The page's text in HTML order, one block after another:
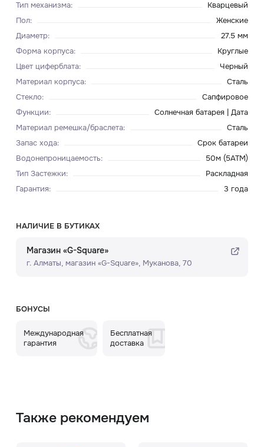
Тип механизма:
Кварцевый
Пол:
Женские
Диаметр:
27.5 мм
Форма корпуса:
Круглые
Цвет циферблата:
Черный
Материал корпуса:
Сталь
Стекло:
Сапфировое
Функции:
Солнечная батарея | Дата
Материал ремешка/браслета:
Сталь
Запас хода:
Срок батареи
Водонепроницаемость:
50м (5ATM)
Тип Застежки:
Раскладная
Гарантия: 3 года
НАЛИЧИЕ В БУТИКАХ
Магазин «G-Square»
г. Алматы, ​магазин «G-Square»​, Муканова, 70
БОНУСЫ
Международная
гарантия
Бесплатная
доставка
Также рекомендуем